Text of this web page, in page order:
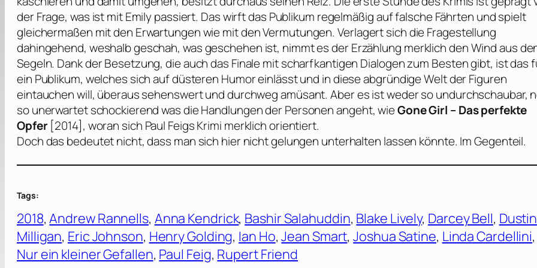
der Frage, was ist mit Emily passiert. Das wirft das Publikum regelmäßig auf falsche Fährten und spielt
gleichermaßen mit den Erwartungen wie mit den Vermutungen. Verlagert sich die Fragestellung
dahingehend, weshalb geschah, was geschehen ist, nimmt es der Erzählung merklich den Wind aus
Segeln. Dank der Besetzung, die auch das Finale mit scharfkantigen Dialogen zum Besten gibt, ist das
ein Publikum, welches sich auf düsteren Humor einlässt und in diese abgründige Welt der Figuren
eintauchen will, überaus sehenswert und durchweg amüsant. Aber es ist weder so undurchschaubar,
so unerwartet schockierend was die Handlungen der Personen angeht, wieGone Girl – Das perfekte
Opfer[2014], woran sich Paul FeigsKrimi merklich orientiert.
Doch das bedeutet nicht, dass man sich hier nicht gelungen unterhalten lassen könnte. Im Gegenteil.
Tags:
2018, Andrew Rannells, Anna Kendrick, Bashir Salahuddin, Blake Lively, Darcey Bell, Dustin
Milligan, Eric Johnson, Henry Golding, Ian Ho, Jean Smart, Joshua Satine, Linda Cardellini
Nur ein kleiner Gefallen, Paul Feig, Rupert Friend